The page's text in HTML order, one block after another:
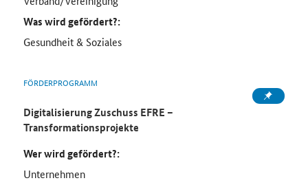
Was wird gefördert?:
Gesundheit & Soziales
FÖRDERPROGRAMM
Digitalisierung Zuschuss EFRE –
Transformationsprojekte
Wer wird gefördert?:
Unternehmen